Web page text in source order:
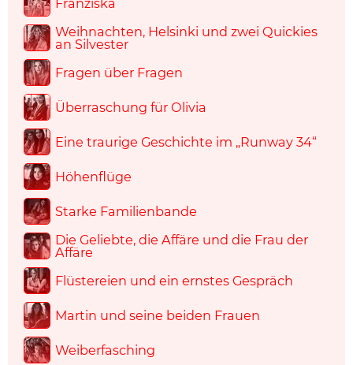
Franziska
Weihnachten, Helsinki und zwei Quickies
an Silvester
Fragen über Fragen
Überraschung für Olivia
Eine traurige Geschichte im „Runway 34“
Höhenflüge
Starke Familienbande
Die Geliebte, die Affäre und die Frau der
Affäre
Flüstereien und ein ernstes Gespräch
Martin und seine beiden Frauen
Weiberfasching